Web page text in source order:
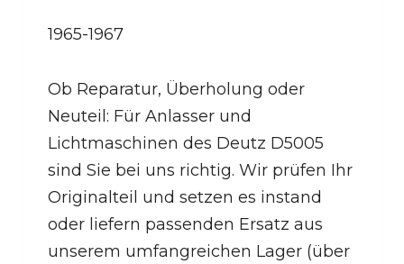
1965-1967
Ob Reparatur, Überholung oder
Neuteil: Für Anlasser und
Lichtmaschinen des Deutz D5005
sind Sie bei uns richtig. Wir prüfen Ihr
Originalteil und setzen es instand
oder liefern passenden Ersatz aus
unserem umfangreichen Lager (über